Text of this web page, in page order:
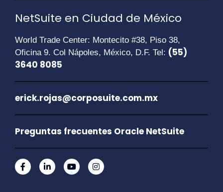
NetSuite en Ciudad de México
World Trade Center: Montecito #38, Piso 38,
Oficina 9. Col Nápoles, México, D.F. Tel: (55)
3640 8085
erick.rojas@corposuite.com.mx
Preguntas frecuentes Oracle NetSuite